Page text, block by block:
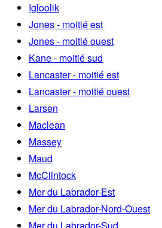
Igloolik
Jones - moitié est
Jones - moitié ouest
Kane - moitié sud
Lancaster - moitié est
Lancaster - moitié ouest
Larsen
Maclean
Massey
Maud
McClintock
Mer du Labrador-Est
Mer du Labrador-Nord-Ouest